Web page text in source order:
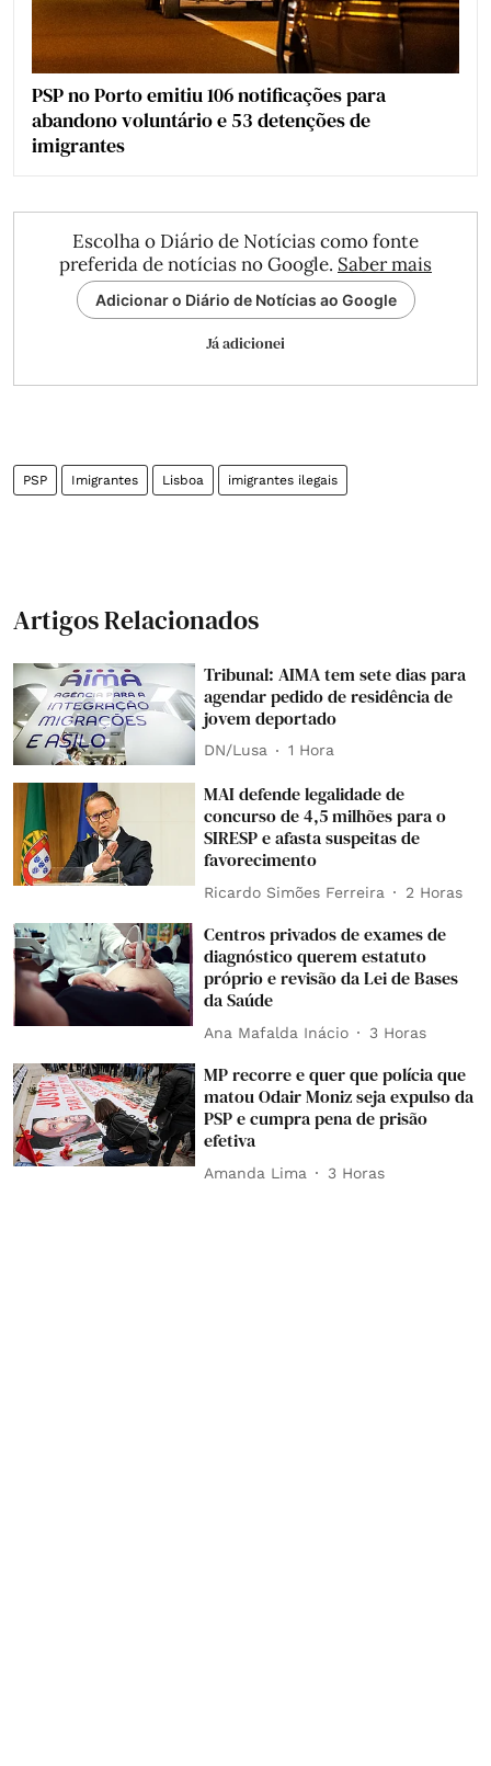
PSP no Porto emitiu 106 notificações para
abandono voluntário e 53 detenções de
imigrantes
Escolha o Diário de Notícias como fonte
preferida de notícias no Google. Saber mais
Adicionar o Diário de Notícias ao Google
Já adicionei
PSP Imigrantes Lisboa imigrantes ilegais
Artigos Relacionados
Tribunal: AIMA tem sete dias para
agendar pedido de residência de
jovem deportado
DN/Lusa 1 Hora
MAI defende legalidade de
concurso de 4,5 milhões para o
SIRESP e afasta suspeitas de
favorecimento
Ricardo Simões Ferreira 2 Horas
Centros privados de exames de
diagnóstico querem estatuto
próprio e revisão da Lei de Bases
da Saúde
Ana Mafalda Inácio 3 Horas
MP recorre e quer que polícia que
matou Odair Moniz seja expulso da
PSP e cumpra pena de prisão
efetiva
Amanda Lima 3 Horas